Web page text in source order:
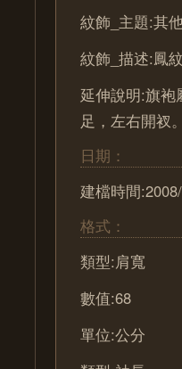
紋飾_主題:其
紋飾_描述:鳳
延伸說明:旗袍
足，左右開衩。
日期：
建檔時間
格式：
類型:肩寬
數值:68
單位:公分